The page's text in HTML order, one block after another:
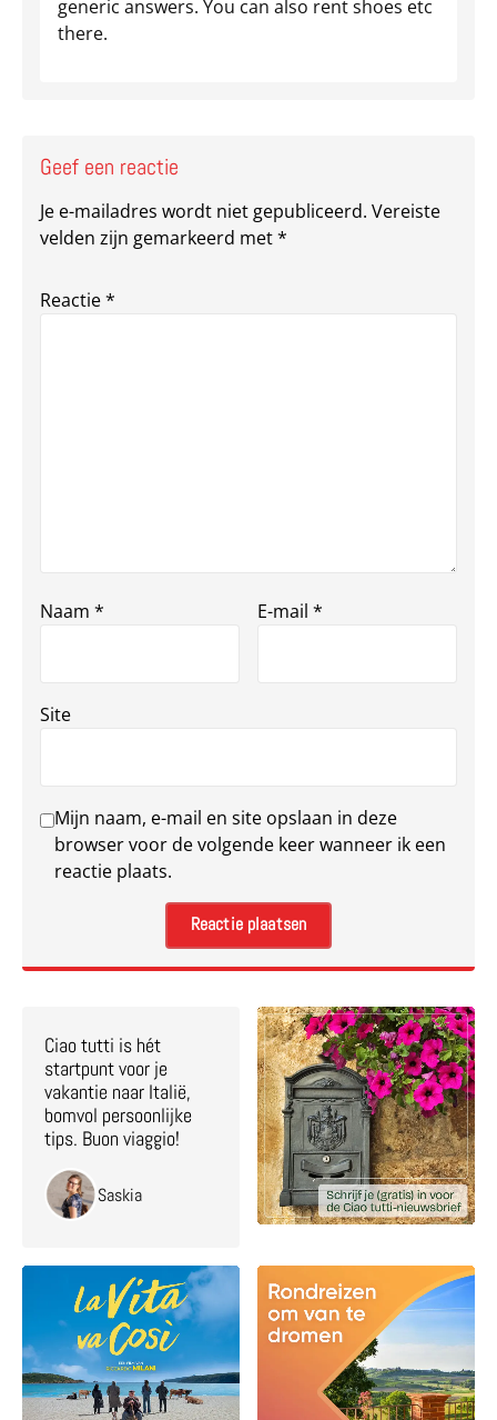
generic answers. You can also rent shoes etc
there.
Geef een reactie
Je e-mailadres wordt niet gepubliceerd. Vereiste
velden zijn gemarkeerd met*
Reactie*
Naam * E-mail *
Site
Mijn naam, e-mail en site opslaan in deze
browser voor de volgende keer wanneer ik een
reactie plaats.
Ciao tutti is hét
startpunt voor je
vakantie naar Italië,
bomvol persoonlijke
tips. Buon viaggio!
Saskia